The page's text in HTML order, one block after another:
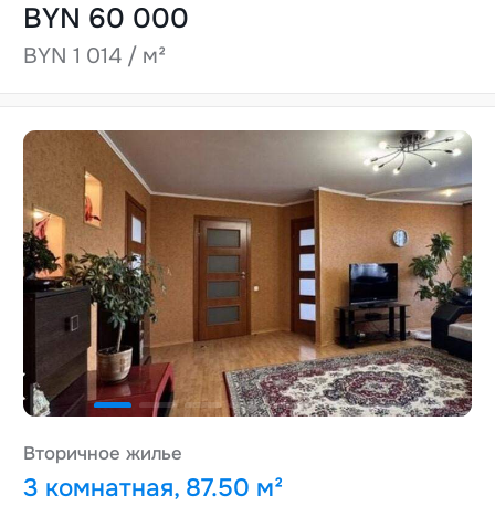
BYN 60 000
BYN 1 014 / м²
Вторичное жилье
3 комнатная, 87.50 м²